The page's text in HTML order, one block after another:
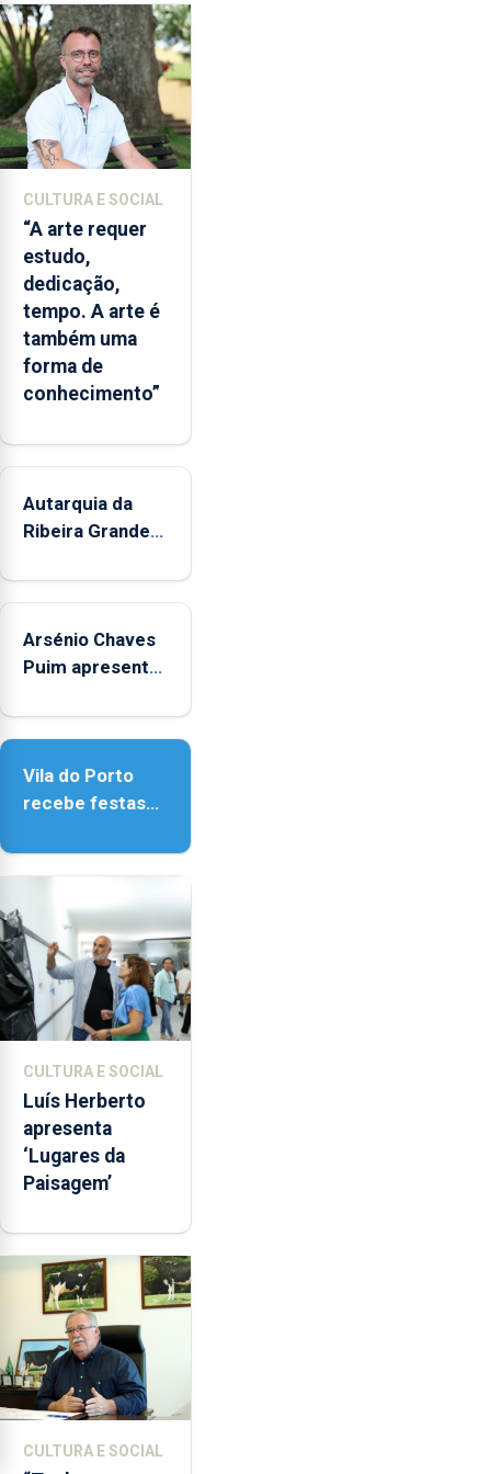
de
euros.
CULTURA E SOCIAL
“A arte requer
estudo,
dedicação,
tempo. A arte é
também uma
forma de
conhecimento”
Autarquia da
Ribeira Grande
iniciativa
Verão"
Arsénio Chaves
Puim apresenta
Biblioteca de
Vila do Porto
recebe festas
Nossa Senhora
CULTURA E SOCIAL
Luís Herberto
apresenta
‘Lugares da
Paisagem’
CULTURA E SOCIAL